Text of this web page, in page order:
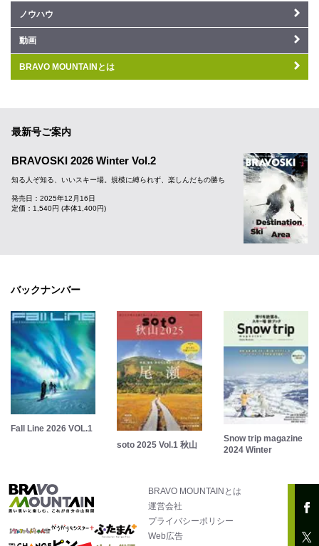
ノウハウ
動画
BRAVO MOUNTAINとは
最新号ご案内
BRAVOSKI 2026 Winter Vol.2
知る人ぞ知る、いいスキー場。規模に縛られず、楽しんだもの勝ち
発売日：2025年12月16日
定価：1,540円 (本体1,400円)
バックナンバー
Fall Line 2026 VOL.1
soto 2025 Vol.1 秋山
Snow trip magazine
2024 Winter
BRAVO MOUNTAINとは
運営会社
プライバシーポリシー
Web広告